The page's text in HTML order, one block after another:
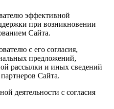
эффективной
при возникновении
Сайта.
с его согласия,
предложений,
рассылки и иных сведений
Сайта.
деятельности с согласия